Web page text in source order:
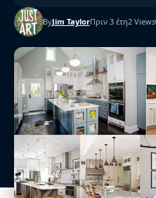
ByJim TaylorΠριν 3 έτη2 Views